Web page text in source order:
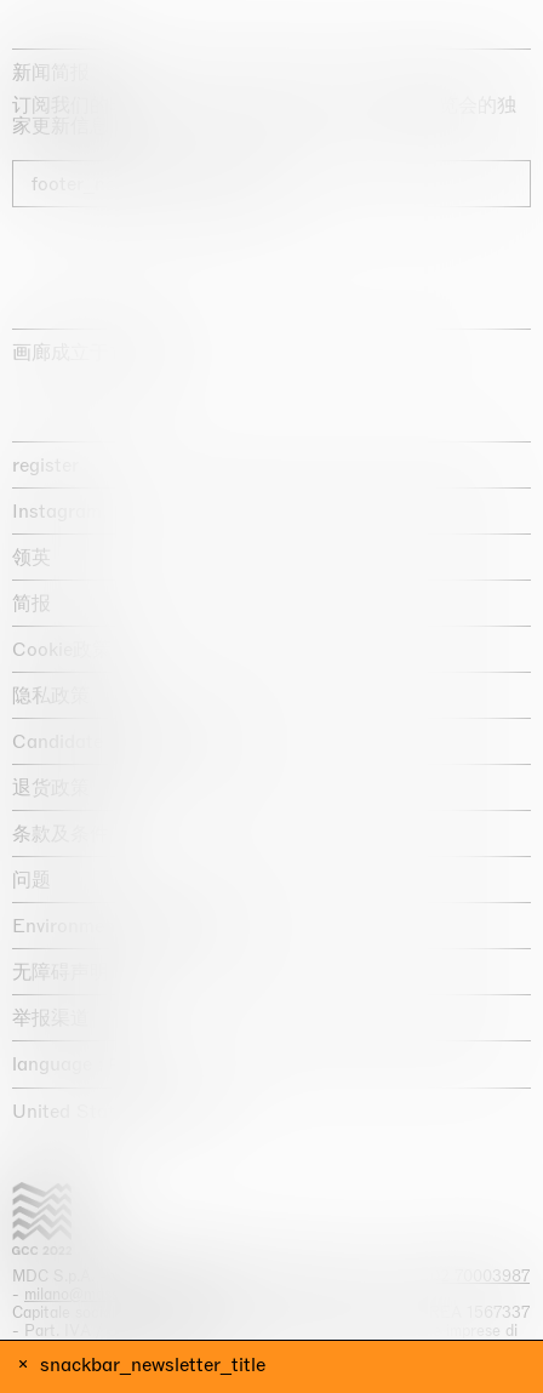
snackbar_newsletter_title
新闻简报
订阅我们的时事通讯，获取有关艺术家、展览和博览会的独
家更新信息
footer_newsletter_subscribe
画廊成立于1987年
register
Instagram
领英
简报
Cookie政策
隐私政策
Candidate privacy notice
退货政策
条款及条件
问题
Environmental statement
无障碍声明
举报渠道
language :
United States / USD $
MDC S.p.A. -
+39 02 70003987
- milano@massimodecarlo.com
Capitale sociale interamente versato: EUR 1.514.762,00 – REA 1567337
- Part. IVA / C.F. 12584550151 - Iscrizione al Registro delle imprese di